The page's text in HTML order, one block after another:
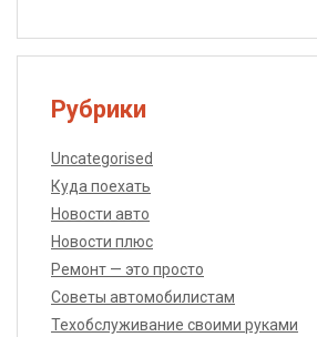
Рубрики
Uncategorised
Куда поехать
Новости авто
Новости плюс
Ремонт — это просто
Советы автомобилистам
Техобслуживание своими руками